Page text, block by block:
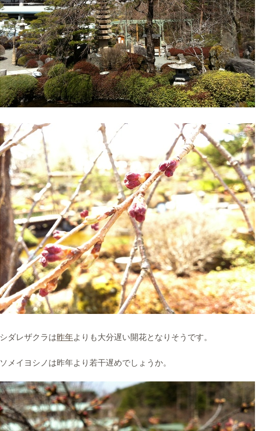
シダレザクラは昨年よりも大分遅い開花となりそうです。
ソメイヨシノは昨年より若干遅めでしょうか。